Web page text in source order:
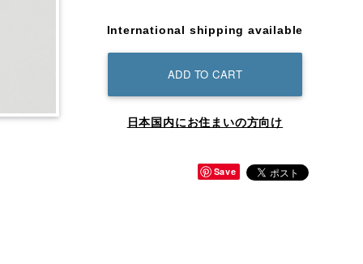
International shipping available
ADD TO CART
日本国内にお住まいの方向け
Save